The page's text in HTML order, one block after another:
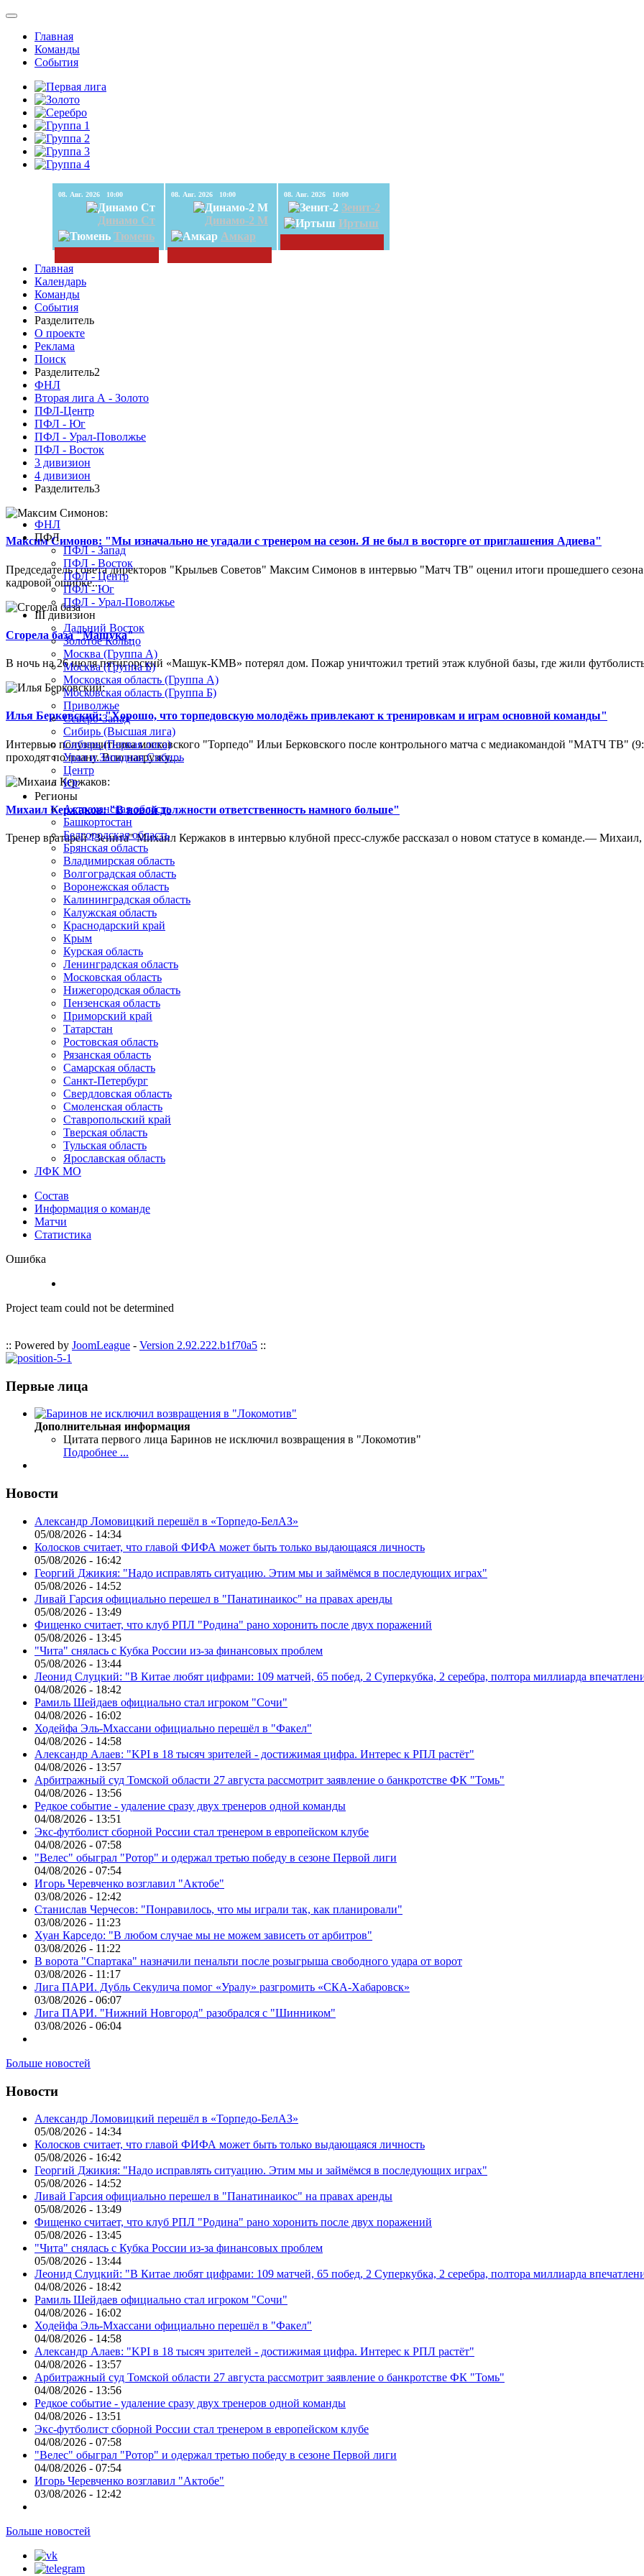
Главная
Команды
События
08. Авг. 2026 10:00
Динамо Ст
Тюмень
08. Авг. 2026 10:00
Динамо-2 М
Амкар
08. Авг. 2026 10:00
Зенит-2
Иртыш
Главная
Календарь
Команды
События
Разделитель
О проекте
Реклама
Поиск
Разделитель2
ФНЛ
Вторая лига А - Золото
ПФЛ-Центр
ПФЛ - Юг
ПФЛ - Урал-Поволжье
ПФЛ - Восток
3 дивизион
4 дивизион
Разделитель3
Максим Симонов: "Мы изначально не угадали с тренером на сезон. Я не был в восторге от приглашения Адиева"
Председатель совета директоров "Крыльев Советов" Максим Симонов в интервью "Матч ТВ" оценил итоги прошедшего сезона
кадровой ошибке...
Сгорела база "Машука"
В ночь на 26 июля пятигорский «Машук-КМВ» потерял дом. Пожар уничтожил третий этаж клубной базы, где жили
Илья Берковский: "Хорошо, что торпедовскую молодёжь привлекают к тренировкам и играм основной команды"
Интервью полузащитника московского "Торпедо" Ильи Берковского после контрольного матча с медиакомандой "МАТЧ ТВ"
проходят по плану. Всю нагрузку,...
Михаил Кержаков: "В новой должности ответственность намного больше"
Тренер вратарей "Зенита" Михаил Кержаков в интервью клубной пресс-службе рассказал о новом статусе в команде.—
ФНЛ
ПФЛ
ПФЛ - Запад
ПФЛ - Восток
ПФЛ - Центр
ПФЛ - Юг
ПФЛ - Урал-Поволжье
III дивизион
Дальний Восток
Золотое Кольцо
Москва (Группа А)
Москва (Группа Б)
Московская область (Группа А)
Московская область (Группа Б)
Приволжье
Северо-Запад
Сибирь (Высшая лига)
Сибирь (Первая лига)
Урал и Западная Сибирь
Центр
Юг
Регионы
Астраханская область
Башкортостан
Белгородская область
Брянская область
Владимирская область
Волгоградская область
Воронежская область
Калининградская область
Калужская область
Краснодарский край
Крым
Курская область
Ленинградская область
Московская область
Нижегородская область
Пензенская область
Приморский край
Татарстан
Ростовская область
Рязанская область
Самарская область
Санкт-Петербург
Свердловская область
Смоленская область
Ставропольский край
Тверская область
Тульская область
Ярославская область
ЛФК МО
Состав
Информация о команде
Матчи
Статистика
Ошибка
Project team could not be determined
:: Powered by JoomLeague - Version 2.92.222.b1f70a5 ::
Первые лица
Дополнительная информация
Цитата первого лица Баринов не исключил возвращения в "Локомотив"
Подробнее ...
Новости
Александр Ломовицкий перешёл в «Торпедо-БелАЗ»
05/08/2026 - 14:34
Колосков считает, что главой ФИФА может быть только выдающаяся личность
05/08/2026 - 16:42
Георгий Джикия: "Надо исправлять ситуацию. Этим мы и займёмся в последующих играх"
05/08/2026 - 14:52
Ливай Гарсия официально перешел в "Панатинаикос" на правах аренды
05/08/2026 - 13:49
Фищенко считает, что клуб РПЛ "Родина" рано хоронить после двух поражений
05/08/2026 - 13:45
"Чита" снялась с Кубка России из-за финансовых проблем
05/08/2026 - 13:44
Леонид Слуцкий: "В Китае любят цифрами: 109 матчей, 65 побед, 2 Суперкубка, 2 серебра, полтора миллиарда
04/08/2026 - 18:42
Рамиль Шейдаев официально стал игроком "Сочи"
04/08/2026 - 16:02
Ходейфа Эль-Мхассани официально перешёл в "Факел"
04/08/2026 - 14:58
Александр Алаев: "KPI в 18 тысяч зрителей - достижимая цифра. Интерес к РПЛ растёт"
04/08/2026 - 13:57
Арбитражный суд Томской области 27 августа рассмотрит заявление о банкротстве ФК "Томь"
04/08/2026 - 13:56
Редкое событие - удаление сразу двух тренеров одной команды
04/08/2026 - 13:51
Экс-футболист сборной России стал тренером в европейском клубе
04/08/2026 - 07:58
"Велес" обыграл "Ротор" и одержал третью победу в сезоне Первой лиги
04/08/2026 - 07:54
Игорь Черевченко возглавил "Актобе"
03/08/2026 - 12:42
Станислав Черчесов: "Понравилось, что мы играли так, как планировали"
03/08/2026 - 11:23
Хуан Карседо: "В любом случае мы не можем зависеть от арбитров"
03/08/2026 - 11:22
В ворота "Спартака" назначили пенальти после розыгрыша свободного удара от ворот
03/08/2026 - 11:17
Лига ПАРИ. Дубль Секулича помог «Уралу» разгромить «СКА-Хабаровск»
03/08/2026 - 06:07
Лига ПАРИ. "Нижний Новгород" разобрался с "Шинником"
03/08/2026 - 06:04
Больше новостей
Новости
Александр Ломовицкий перешёл в «Торпедо-БелАЗ»
05/08/2026 - 14:34
Колосков считает, что главой ФИФА может быть только выдающаяся личность
05/08/2026 - 16:42
Георгий Джикия: "Надо исправлять ситуацию. Этим мы и займёмся в последующих играх"
05/08/2026 - 14:52
Ливай Гарсия официально перешел в "Панатинаикос" на правах аренды
05/08/2026 - 13:49
Фищенко считает, что клуб РПЛ "Родина" рано хоронить после двух поражений
05/08/2026 - 13:45
"Чита" снялась с Кубка России из-за финансовых проблем
05/08/2026 - 13:44
Леонид Слуцкий: "В Китае любят цифрами: 109 матчей, 65 побед, 2 Суперкубка, 2 серебра, полтора миллиарда
04/08/2026 - 18:42
Рамиль Шейдаев официально стал игроком "Сочи"
04/08/2026 - 16:02
Ходейфа Эль-Мхассани официально перешёл в "Факел"
04/08/2026 - 14:58
Александр Алаев: "KPI в 18 тысяч зрителей - достижимая цифра. Интерес к РПЛ растёт"
04/08/2026 - 13:57
Арбитражный суд Томской области 27 августа рассмотрит заявление о банкротстве ФК "Томь"
04/08/2026 - 13:56
Редкое событие - удаление сразу двух тренеров одной команды
04/08/2026 - 13:51
Экс-футболист сборной России стал тренером в европейском клубе
04/08/2026 - 07:58
"Велес" обыграл "Ротор" и одержал третью победу в сезоне Первой лиги
04/08/2026 - 07:54
Игорь Черевченко возглавил "Актобе"
03/08/2026 - 12:42
Больше новостей